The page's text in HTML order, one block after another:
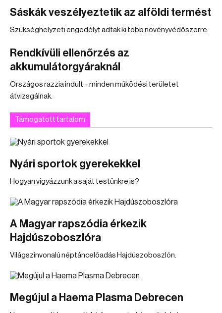
Sáskák veszélyeztetik az alföldi termést
Szükséghelyzeti engedélyt adtak ki több növényvédőszerre.
Rendkívüli ellenőrzés az
akkumulátorgyáraknál
Országos razzia indult – minden működési területet
átvizsgálnak.
Támogatott tartalom
Nyári sportok gyerekekkel
Hogyan vigyázzunk a saját testünkre is?
A Magyar rapszódia érkezik
Hajdúszoboszlóra
Világszínvonalú néptáncelőadás Hajdúszoboszlón.
Megújul a Haema Plasma Debrecen